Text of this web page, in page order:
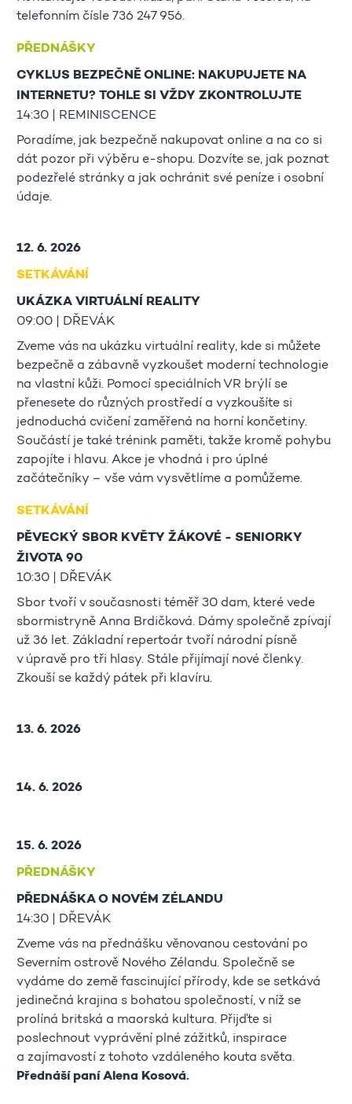
telefonním čísle 736 247 956.
PŘEDNÁŠKY
CYKLUS BEZPEČNĚ ONLINE: NAKUPUJETE NA
INTERNETU? TOHLE SI VŽDY ZKONTROLUJTE
14:30 | REMINISCENCE
Poradíme, jak bezpečně nakupovat online a na co si
dát pozor při výběru e-shopu. Dozvíte se, jak poznat
podezřelé stránky a jak ochránit své peníze i osobní
údaje.
12. 6. 2026
SETKÁVÁNÍ
UKÁZKA VIRTUÁLNÍ REALITY
09:00 | DŘEVÁK
Zveme vás na ukázku virtuální reality, kde si můžete
bezpečně a zábavně vyzkoušet moderní technologie
na vlastní kůži. Pomocí speciálních VR brýlí se
přenesete do různých prostředí a vyzkoušíte si
jednoduchá cvičení zaměřená na horní končetiny.
Součástí je také trénink paměti, takže kromě pohybu
zapojíte i hlavu. Akce je vhodná i pro úplné
začátečníky – vše vám vysvětlíme a pomůžeme.
SETKÁVÁNÍ
PĚVECKÝ SBOR KVĚTY ŽÁKOVÉ - SENIORKY
ŽIVOTA 90
10:30 | DŘEVÁK
Sbor tvoří v současnosti téměř 30 dam, které vede
sbormistryně Anna Brdičková. Dámy společně zpívají
už 36 let. Základní repertoár tvoří národní písně
v úpravě pro tři hlasy. Stále přijímají nové členky.
Zkouší se každý pátek při klavíru.
13. 6. 2026
14. 6. 2026
15. 6. 2026
PŘEDNÁŠKY
PŘEDNÁŠKA O NOVÉM ZÉLANDU
14:30 | DŘEVÁK
Zveme vás na přednášku věnovanou cestování po
Severním ostrově Nového Zélandu. Společně se
vydáme do země fascinující přírody, kde se setkává
jedinečná krajina s bohatou společností, v níž se
prolíná britská a maorská kultura. Přijďte si
poslechnout vyprávění plné zážitků, inspirace
a zajímavostí z tohoto vzdáleného kouta světa.
Přednáší paní Alena Kosová.